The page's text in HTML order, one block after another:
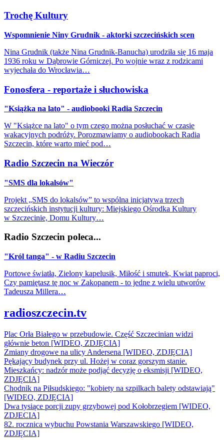
Trochę Kultury
Wspomnienie Niny Grudnik - aktorki szczecińskich scen
Nina Grudnik (także Nina Grudnik-Banucha) urodziła się 16 maja
1936 roku w Dąbrowie Górniczej. Po wojnie wraz z rodzicami
wyjechała do Wrocławia…
Fonosfera - reportaże i słuchowiska
"Książka na lato" - audiobooki Radia Szczecin
W "Książce na lato" o tym czego można posłuchać w czasie
wakacyjnych podróży. Porozmawiamy o audiobookach Radia
Szczecin, które warto mieć pod…
Radio Szczecin na Wieczór
"SMS dla lokalsów"
Projekt „SMS do lokalsów” to wspólna inicjatywa trzech
szczecińskich instytucji kultury: Miejskiego Ośrodka Kultury
w Szczecinie, Domu Kultury…
Radio Szczecin poleca...
"Król tanga" - w Radiu Szczecin
Portowe światła, Zielony kapelusik, Miłość i smutek, Kwiat paproci,
Czy pamiętasz tę noc w Zakopanem - to jedne z wielu utworów
Tadeusza Millera…
radioszczecin.tv
Plac Orła Białego w przebudowie. Część Szczecinian widzi
głównie beton [WIDEO, ZDJĘCIA]
Zmiany drogowe na ulicy Andersena [WIDEO, ZDJĘCIA]
Pękający budynek przy ul. Hożej w coraz gorszym stanie.
Mieszkańcy: nadzór może podjąć decyzję o eksmisji [WIDEO,
ZDJĘCIA]
Chodnik na Piłsudskiego: "kobiety na szpilkach balety odstawiają"
[WIDEO, ZDJĘCIA]
Dwa tysiące porcji zupy grzybowej pod Kołobrzegiem [WIDEO,
ZDJECIA]
82. rocznica wybuchu Powstania Warszawskiego [WIDEO,
ZDJĘCIA]